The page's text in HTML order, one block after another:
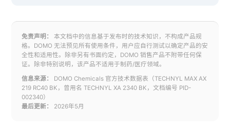
免责声明：
本文档中的信息基于发布时的技术知识，不构成产品规
格。DOMO 无法预见所有使用条件，用户应自行测试以确定产品的安
全性和适用性。除非另有书面约定，DOMO 销售产品不附带任何保
证。除非特别说明，该产品不适用于制药/医疗领域。
信息来源：
DOMO Chemicals 官方技术数据表（TECHNYL MAX AX
219 RC40 BK，曾用名 TECHNYL XA 2340 BK，文档编号 PID-
002340）
最后更新：
2026年5月